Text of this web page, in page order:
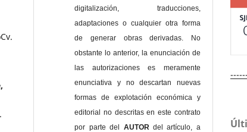
digitalización, traducciones,
adaptaciones o cualquier otra forma
de generar obras derivadas. No
obstante lo anterior, la enunciación de
las autorizaciones es meramente
enunciativa y no descartan nuevas
formas de explotación económica y
editorial no descritas en este contrato
por parte del AUTOR del artículo, a